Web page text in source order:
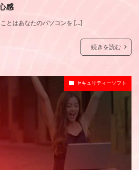
感
とはあなたのパソコンを […]
続きを読む
セキュリティーソフト